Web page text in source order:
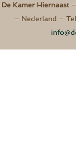
De Kamer Hiernaast​​–
– Nederland –